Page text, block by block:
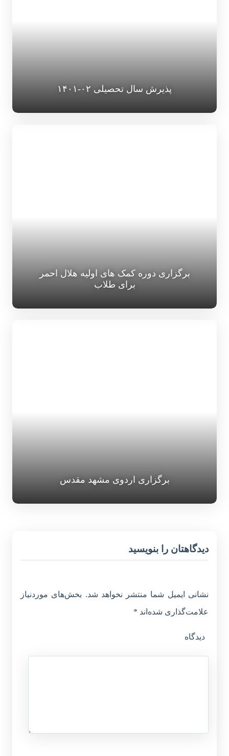
پذیرش سال تحصیلی ۰۲-۱۴۰۱
برگزاری دوره کمک های اولیه هلال احمر
برای طلاب
برگزاری اردوی مشهد مقدس
دیدگاهتان را بنویسید
نشانی ایمیل شما منتشر نخواهد شد. بخش‌های موردنیاز
علامت‌گذاری شده‌اند *
دیدگاه